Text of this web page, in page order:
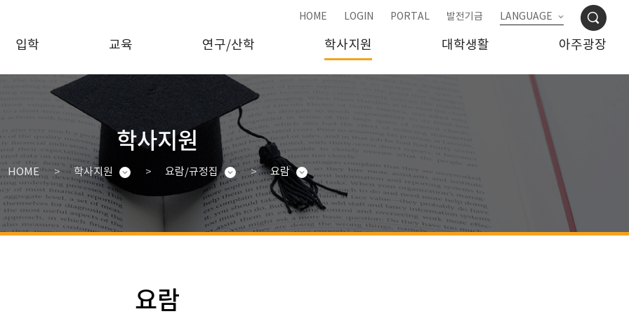
HOME LOGIN PORTAL 발전기금 LANGUAGE
입학 교육 연구/산학 학사지원 대학생활 아주광장
학사지원
HOME 학사지원 요람/규정집 요람
요람